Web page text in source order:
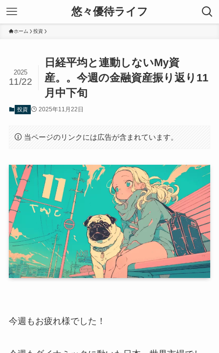
悠々優待ライフ
ホーム 投資
日経平均と連動しないMy資
産。。今週の金融資産振り返り11
月中下旬
2025
11/22
投資 2025年11月22日
当ページのリンクには広告が含まれています。
今週もお疲れ様でした！